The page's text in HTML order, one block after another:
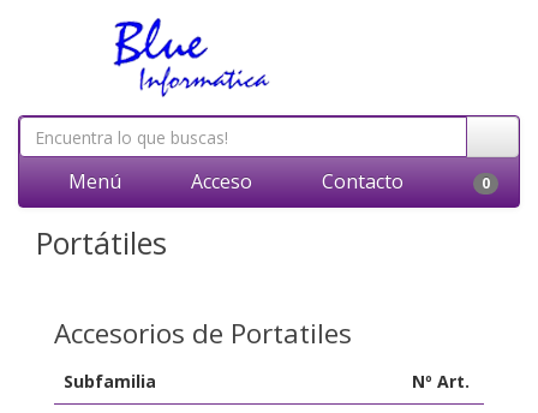
Menú Acceso Contacto 0
Portátiles
Accesorios de Portatiles
Subfamilia Nº Art.